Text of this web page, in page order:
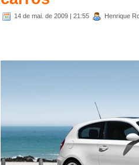
14 de mai. de 2009 | 21:55 Henrique